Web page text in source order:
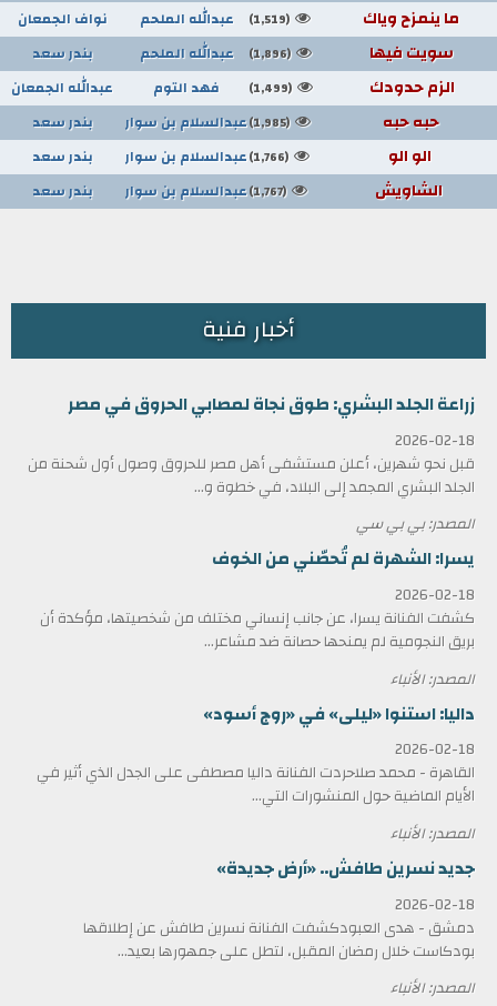
ما ينمزح وياك (1,519) عبدالله الملحم نواف الجمعان
سويت فيها (1,896) عبدالله الملحم بندر سعد
الزم حدودك (1,499) فهد التوم عبدالله الجمعان
حبه حبه (1,985) عبدالسلام بن سوار بندر سعد
الو الو (1,766) عبدالسلام بن سوار بندر سعد
الشاويش (1,767) عبدالسلام بن سوار بندر سعد
أخبار فنية
زراعة الجلد البشري: طوق نجاة لمصابي الحروق في مصر
2026-02-18
قبل نحو شهرين، أعلن مستشفى أهل مصر للحروق وصول أول شحنة من
الجلد البشري المجمد إلى البلاد، في خطوة و...
المصدر: بي بي سي
يسرا: الشهرة لم تُحصّني من الخوف
2026-02-18
كشفت الفنانة يسرا، عن جانب إنساني مختلف من شخصيتها، مؤكدة أن
بريق النجومية لم يمنحها حصانة ضد مشاعر...
المصدر: الأنباء
داليا: استنوا «ليلى» في «روج أسود»
2026-02-18
القاهرة - محمد صلاحردت الفنانة داليا مصطفى على الجدل الذي أثير في
الأيام الماضية حول المنشورات التي...
المصدر: الأنباء
جديد نسرين طافش.. «أرض جديدة»
2026-02-18
دمشق - هدى العبودكشفت الفنانة نسرين طافش عن إطلاقها
بودكاست خلال رمضان المقبل، لتطل على جمهورها بعيد...
المصدر: الأنباء